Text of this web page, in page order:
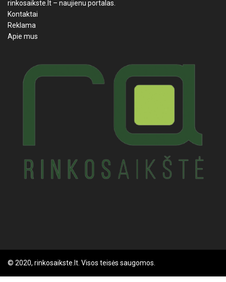
rinkosaikste.lt – naujienu portalas.
Kontaktai
Reklama
Apie mus
© 2020, rinkosaikste.lt. Visos teisės saugomos.